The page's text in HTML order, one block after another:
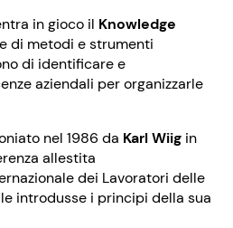
in gioco il Knowledge
di metodi e strumenti
di identificare e
aziendali per organizzarle
nel 1986 da Karl Wiig in
allestita
dei Lavoratori delle
introdusse i principi della sua